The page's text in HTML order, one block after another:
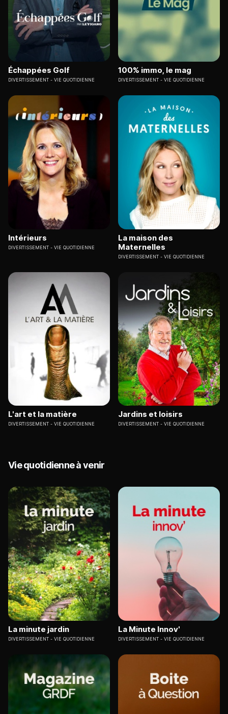
Échappées Golf
DIVERTISSEMENT VIE QUOTIDIENNE
100% immo, le mag
DIVERTISSEMENT VIE QUOTIDIENNE
Intérieurs
DIVERTISSEMENT VIE QUOTIDIENNE
La maison des
Maternelles
DIVERTISSEMENT VIE QUOTIDIENNE
L'art et la matière
DIVERTISSEMENT VIE QUOTIDIENNE
Jardins et loisirs
DIVERTISSEMENT VIE QUOTIDIENNE
Vie quotidienne à venir
La minute jardin
DIVERTISSEMENT VIE QUOTIDIENNE
La Minute Innov'
DIVERTISSEMENT VIE QUOTIDIENNE